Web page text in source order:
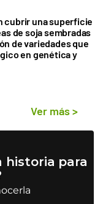
cubrir una superficie
de soja sembradas
de variedades que
en genética y
Ver más>
historia para